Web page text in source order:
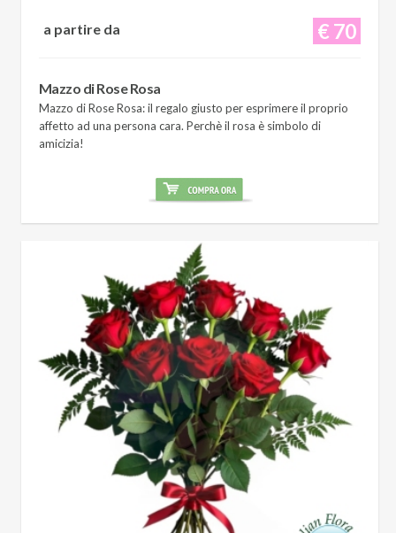
€ 70
a partire da
Mazzo di Rose Rosa
Mazzo di Rose Rosa: il regalo giusto per esprimere il proprio
affetto ad una persona cara. Perchè il rosa è simbolo di
amicizia!